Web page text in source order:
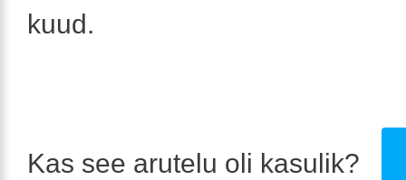
kuud.
Kas see arutelu oli kasulik?